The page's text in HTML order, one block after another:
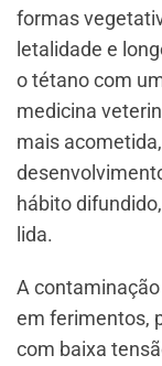
formas
letalidade e
o tétano com
medicina
mais
hábito
lida.
A
em ferimentos,
com baixa